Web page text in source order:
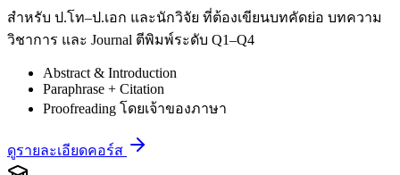
สำหรับ ป.โท–ป.เอก และนักวิจัย ที่ต้องเขียนบทคัดย่อ บทความ
วิชาการ และ Journal ตีพิมพ์ระดับ Q1–Q4
Abstract & Introduction
Paraphrase + Citation
Proofreading โดยเจ้าของภาษา
ดูรายละเอียดคอร์ส